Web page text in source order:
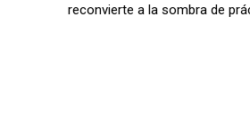
d
reconvierte a la sombra de